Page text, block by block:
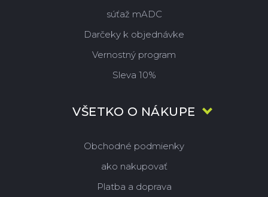
súťaž mADC
Darčeky k objednávke
Vernostný program
Sleva 10%
VŠETKO O NÁKUPE
Obchodné podmienky
ako nakupovať
Platba a doprava